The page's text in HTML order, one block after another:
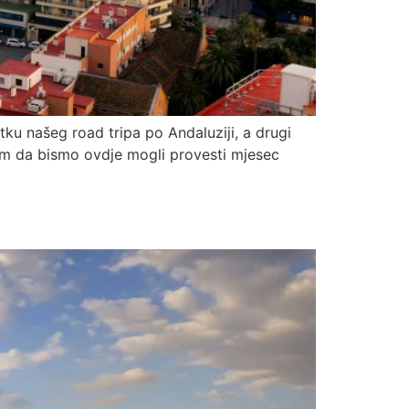
našeg road tripa po Andaluziji, a drugi
da bismo ovdje mogli provesti mjesec